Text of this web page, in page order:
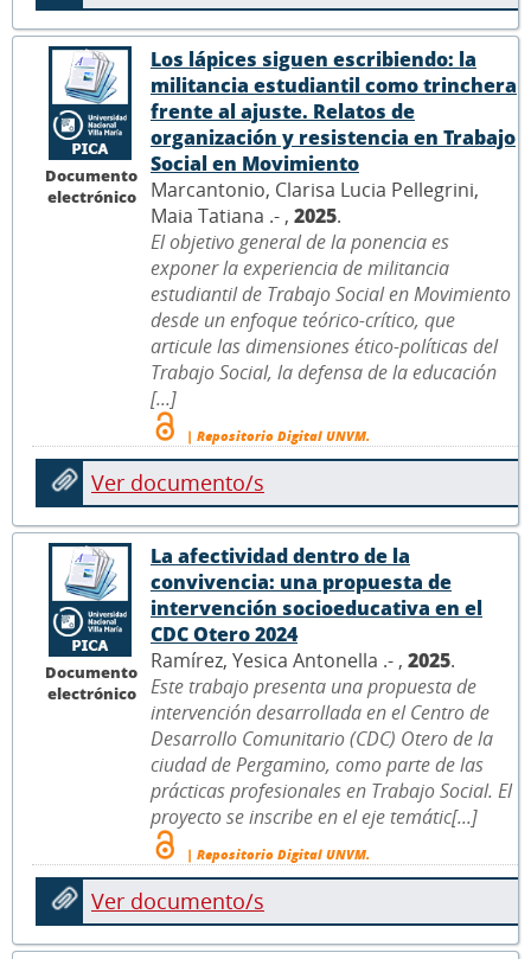
Documento
electrónico
Los lápices siguen escribiendo: la
militancia estudiantil como trinchera
frente al ajuste. Relatos de
organización y resistencia en Trabajo
Social en Movimiento
Marcantonio, Clarisa Lucia Pellegrini,
Maia Tatiana .- , 2025.
El objetivo general de la ponencia es
exponer la experiencia de militancia
estudiantil de Trabajo Social en Movimiento
desde un enfoque teórico-crítico, que
articule las dimensiones ético-políticas del
Trabajo Social, la defensa de la educación
[...]
| Repositorio Digital UNVM.
Ver documento/s
Documento
electrónico
La afectividad dentro de la
convivencia: una propuesta de
intervención socioeducativa en el
CDC Otero 2024
Ramírez, Yesica Antonella .- , 2025.
Este trabajo presenta una propuesta de
intervención desarrollada en el Centro de
Desarrollo Comunitario (CDC) Otero de la
ciudad de Pergamino, como parte de las
prácticas profesionales en Trabajo Social. El
proyecto se inscribe en el eje temátic[...]
| Repositorio Digital UNVM.
Ver documento/s